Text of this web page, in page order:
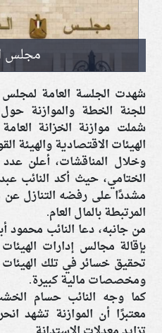
مجلس
شهدت الجلسة العامة لمجلس
للجنة الخطة والموازنة
شملت موازنة الخزانة
الهيئات الاقتصادية والهيئة
وخلال المناقشات، أعلن
الختامي، حيث أكد النائب
مشددًا على رفضه التنازل عن
المرتبطة بالمال العام.
من جانبه، دعا النائب محمود
بإقالة مجالس إدارات
تحقيق خسائر في تلك
ومخصصات مالية كبيرة.
كما وجه النائب حسام
معتبرًا أن الموازنة تشهد